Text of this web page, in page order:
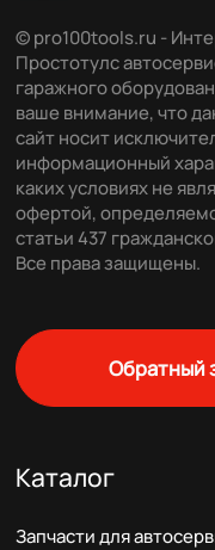
© pro100tools.ru -
Простотулс
гаражного
ваше внимание, что
сайт носит
информационный
каких условиях не
офертой,
статьи 437
Все права защищены.
Обратный
Каталог
Запчасти для